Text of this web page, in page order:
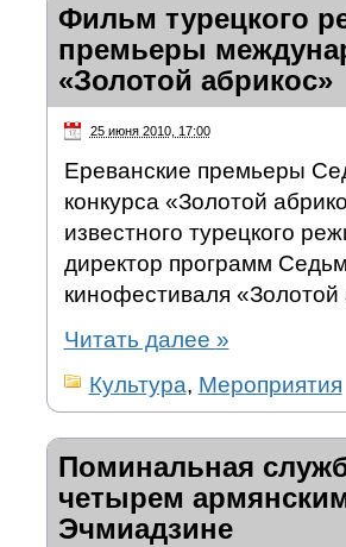
Фильм турецкого
премьеры
«Золотой абрикос»
25 июня 2010, 17:00
Ереванские премьеры
конкурса «Золотой
известного турецкого
директор программ
кинофестиваля
Читать далее »
Культура, Мероприятия
Поминальная
четырем
Эчмиадзине